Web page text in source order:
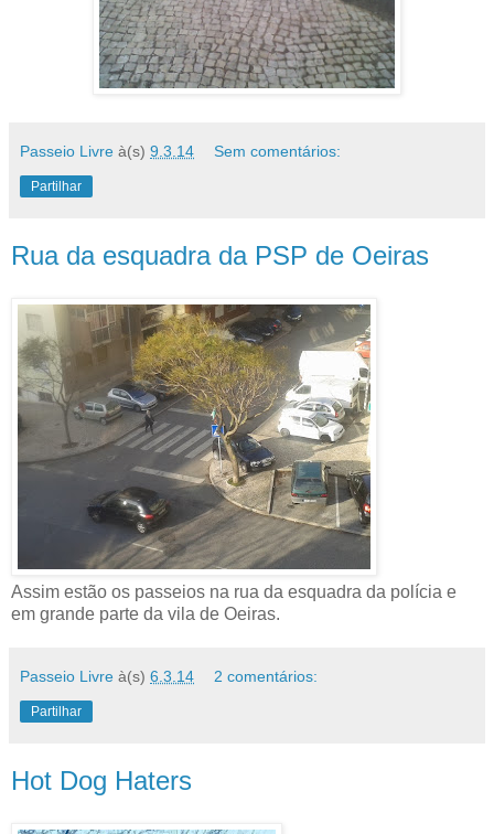
Passeio Livre à(s) 9.3.14 Sem comentários:
Partilhar
Rua da esquadra da PSP de Oeiras
Assim estão os passeios na rua da esquadra da polícia e
em grande parte da vila de Oeiras.
Passeio Livre à(s) 6.3.14 2 comentários:
Partilhar
Hot Dog Haters